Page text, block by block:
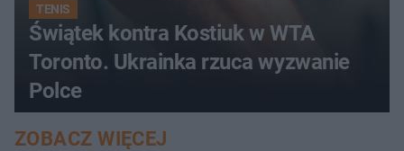
TENIS
Świątek kontra Kostiuk w WTA
Toronto. Ukrainka rzuca wyzwanie
Polce
ZOBACZ WIĘCEJ